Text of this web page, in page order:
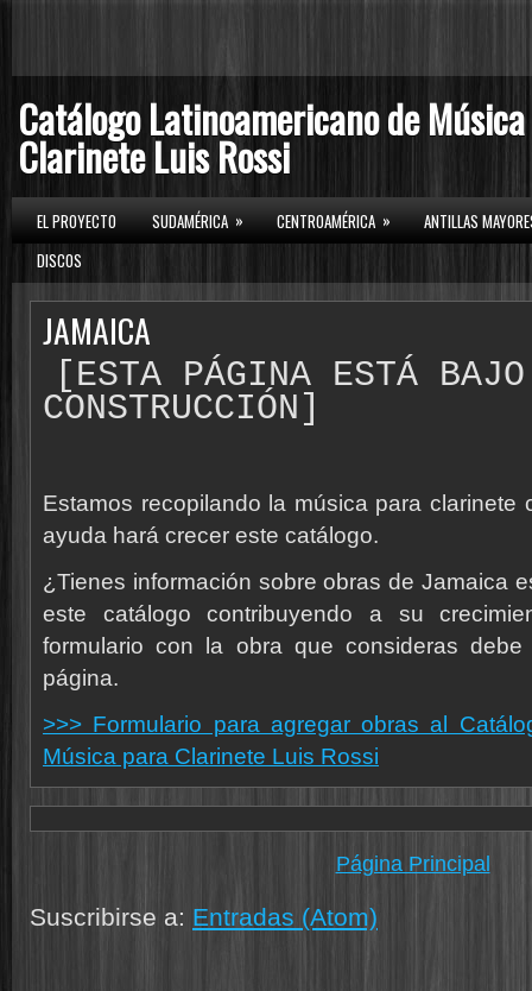
Catálogo Latinoamericano de
Clarinete Luis Rossi
EL PROYECTO SUDAMÉRICA » CENTROAMÉRICA »
ANTILLAS
DISCOS
JAMAICA
[ESTA PÁGINA ESTÁ BAJO
CONSTRUCCIÓN]
Estamos recopilando la música para clarinete
ayuda hará crecer este catálogo.
¿Tienes información sobre obras de Jamaica
este catálogo contribuyendo a su
formulario con la obra que consideras
página.
>>> Formulario para agregar obras al
Música para Clarinete Luis Rossi
Página Principal
Suscribirse a: Entradas (Atom)